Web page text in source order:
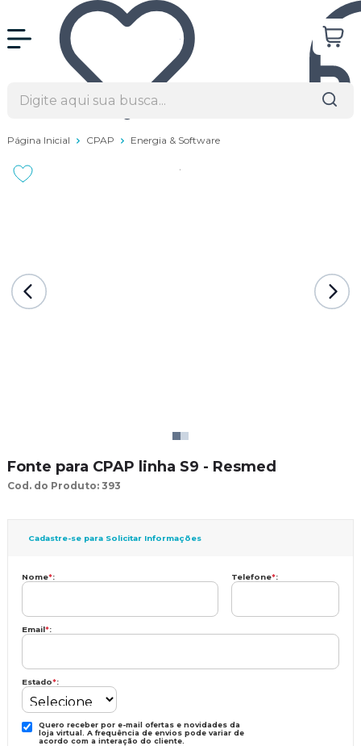
Página Inicial CPAP Energia & Software
Fonte para CPAP linha S9 - Resmed
Cod. do Produto: 393
Cadastre-se para Solicitar Informações
Nome*: Telefone*:
Email*:
Estado*:
Quero receber por e-mail ofertas e novidades da
loja virtual. A frequência de envios pode variar de
acordo com a interação do cliente.